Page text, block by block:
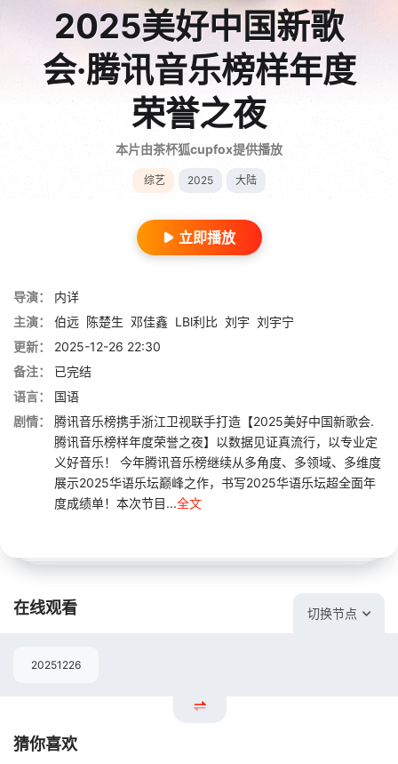
2025美好中国新歌
会·腾讯音乐榜样年度
荣誉之夜
本片由茶杯狐cupfox提供播放
综艺 2025 大陆
立即播放
导演：
内详
主演：
伯远 陈楚生 邓佳鑫 LBl利比 刘宇 刘宇宁
更新：
2025-12-26 22:30
备注：
已完结
语言：
国语
剧情：
腾讯音乐榜携手浙江卫视联手打造【2025美好中国新歌会.
腾讯音乐榜样年度荣誉之夜】以数据见证真流行，以专业定
义好音乐！ 今年腾讯音乐榜继续从多角度、多领域、多维度
展示2025华语乐坛巅峰之作，书写2025华语乐坛超全面年
度成绩单！本次节目...全文
在线观看 切换节点
20251226
猜你喜欢